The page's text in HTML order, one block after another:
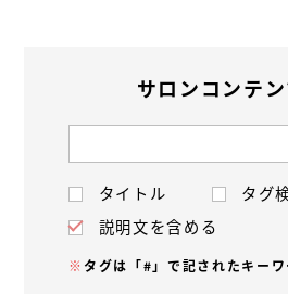
サロンコンテ
タイトル タグ
説明文を含める
※ タグは「#」で記されたキーワ